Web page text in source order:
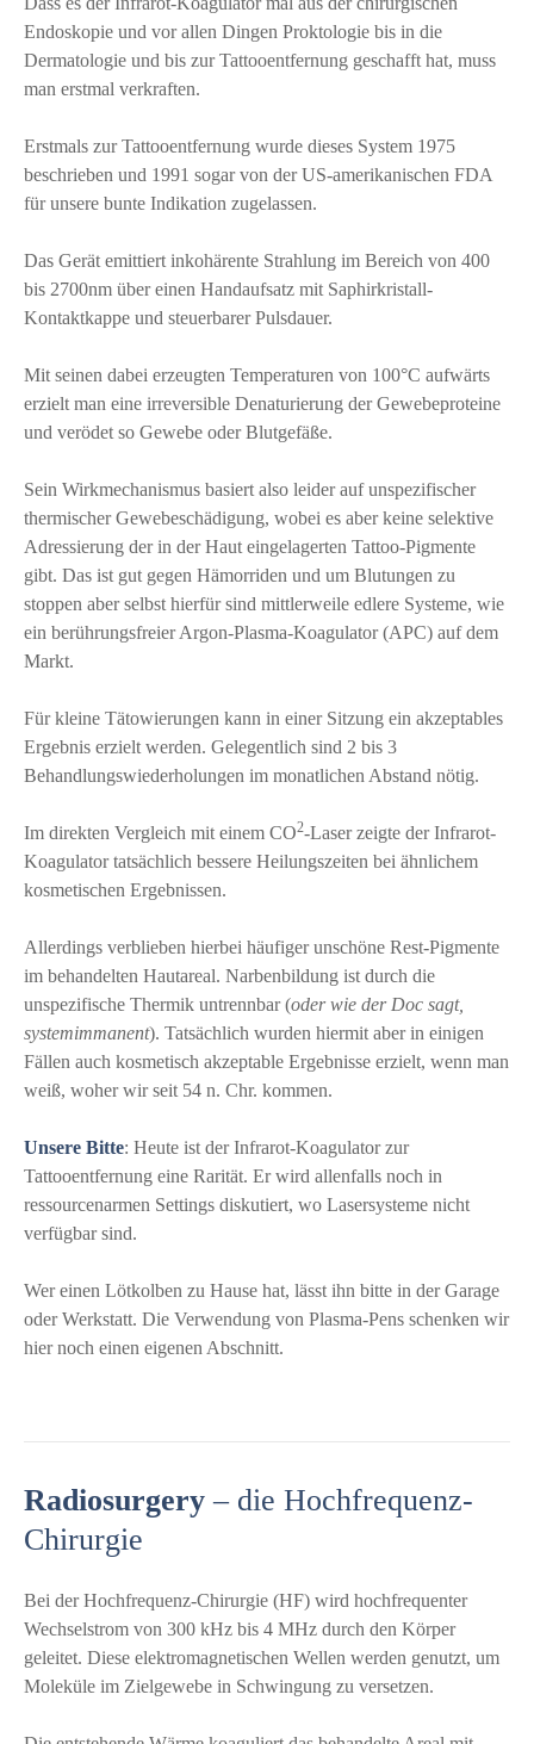
Endoskopie und vor allen Dingen Proktologie bis in die
Dermatologie und bis zur Tattooentfernung geschafft hat, muss
man erstmal verkraften.
Erstmals zur Tattooentfernung wurde dieses System 1975
beschrieben und 1991 sogar von der US-amerikanischen FDA
für unsere bunte Indikation zugelassen.
Das Gerät emittiert inkohärente Strahlung im Bereich von 400
bis 2700nm über einen Handaufsatz mit Saphirkristall-
Kontaktkappe und steuerbarer Pulsdauer.
Mit seinen dabei erzeugten Temperaturen von 100°C aufwärts
erzielt man eine irreversible Denaturierung der Gewebeproteine
und verödet so Gewebe oder Blutgefäße.
Sein Wirkmechanismus basiert also leider auf unspezifischer
thermischer Gewebeschädigung, wobei es aber keine selektive
Adressierung der in der Haut eingelagerten Tattoo-Pigmente
gibt. Das ist gut gegen Hämorriden und um Blutungen zu
stoppen aber selbst hierfür sind mittlerweile edlere Systeme, wie
ein berührungsfreier Argon-Plasma-Koagulator (APC) auf dem
Markt.
Für kleine Tätowierungen kann in einer Sitzung ein akzeptables
Ergebnis erzielt werden. Gelegentlich sind 2 bis 3
Behandlungswiederholungen im monatlichen Abstand nötig.
Im direkten Vergleich mit einem CO2-Laser zeigte der Infrarot-
Koagulator tatsächlich bessere Heilungszeiten bei ähnlichem
kosmetischen Ergebnissen.
Allerdings verblieben hierbei häufiger unschöne Rest-Pigmente
im behandelten Hautareal. Narbenbildung ist durch die
unspezifische Thermik untrennbar (oder wie der Doc sagt,
systemimmanent). Tatsächlich wurden hiermit aber in einigen
Fällen auch kosmetisch akzeptable Ergebnisse erzielt, wenn man
weiß, woher wir seit 54 n. Chr. kommen.
Unsere Bitte: Heute ist der Infrarot-Koagulator zur
Tattooentfernung eine Rarität. Er wird allenfalls noch in
ressourcenarmen Settings diskutiert, wo Lasersysteme nicht
verfügbar sind.
Wer einen Lötkolben zu Hause hat, lässt ihn bitte in der Garage
oder Werkstatt. Die Verwendung von Plasma-Pens schenken wir
hier noch einen eigenen Abschnitt.
Radiosurgery – die Hochfrequenz-
Chirurgie
Bei der Hochfrequenz-Chirurgie (HF) wird hochfrequenter
Wechselstrom von 300 kHz bis 4 MHz durch den Körper
geleitet. Diese elektromagnetischen Wellen werden genutzt, um
Moleküle im Zielgewebe in Schwingung zu versetzen.